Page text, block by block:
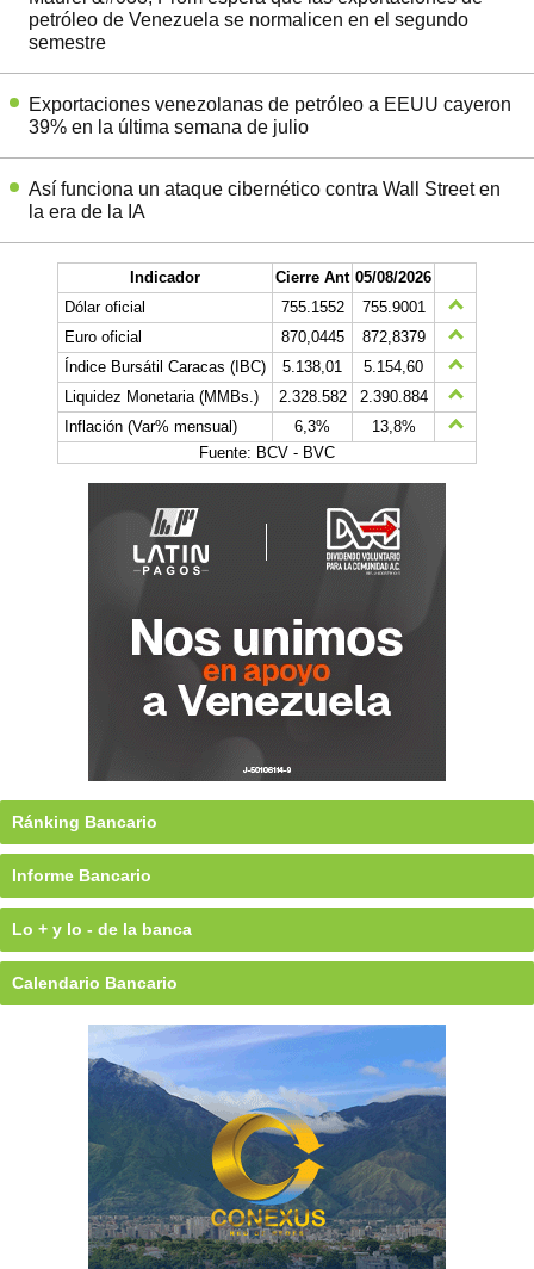
petróleo de Venezuela se normalicen en el segundo
semestre
Exportaciones venezolanas de petróleo a EEUU cayeron
39% en la última semana de julio
Así funciona un ataque cibernético contra Wall Street en
la era de la IA
Indicador Cierre Ant 05/08/2026
Dólar oficial
755.1552
755.9001
Euro oficial
870,0445
872,8379
Índice Bursátil Caracas (IBC)
5.138,01
5.154,60
Liquidez Monetaria (MMBs.)
2.328.582
2.390.884
Inflación (Var% mensual)
6,3%
13,8%
Fuente: BCV - BVC
Ránking Bancario
Informe Bancario
Lo + y lo - de la banca
Calendario Bancario